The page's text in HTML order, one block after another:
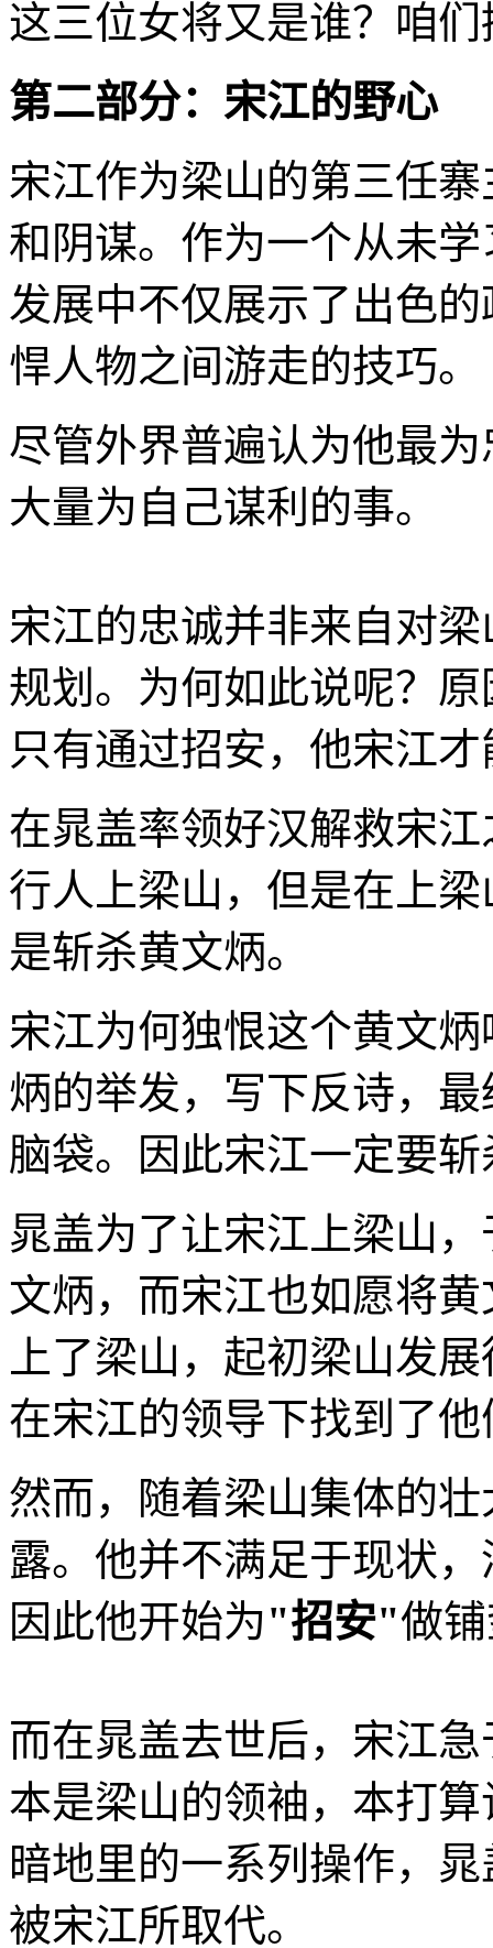
这三位女将又是谁？咱
第二部分：宋江的野心
宋江作为梁山的第三任
和阴谋。作为一个从未
发展中不仅展示了出色
悍人物之间游走的技巧。
尽管外界普遍认为他最
大量为自己谋利的事。
宋江的忠诚并非来自对
规划。为何如此说呢？
只有通过招安，他宋江
在晁盖率领好汉解救宋
行人上梁山，但是在上
是斩杀黄文炳。
宋江为何独恨这个黄文
炳的举发，写下反诗，
脑袋。因此宋江一定要
晁盖为了让宋江上梁山
文炳，而宋江也如愿将
上了梁山，起初梁山发
在宋江的领导下找到了
然而，随着梁山集体的
露。他并不满足于现状
因此他开始为"招安"做
而在晁盖去世后，宋江
本是梁山的领袖，本打
暗地里的一系列操作，
被宋江所取代。